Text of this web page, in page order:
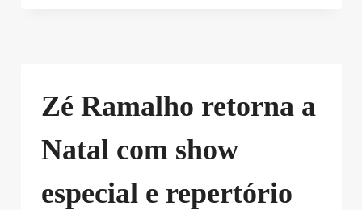
Zé Ramalho retorna a
Natal com show
especial e repertório